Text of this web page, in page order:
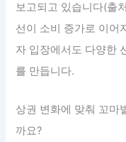
보고되고 있습니다(출
선이 소비 증가로 이어
자 입장에서도 다양한
를 만듭니다.
상권 변화에 맞춰 꼬마
까요?